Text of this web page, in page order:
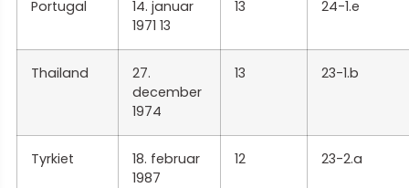
Portugal
14. januar
1971 13
13 24-1.e
Thailand
27.
december
1974
13 23-1.b
Tyrkiet
18. februar
1987
12 23-2.a